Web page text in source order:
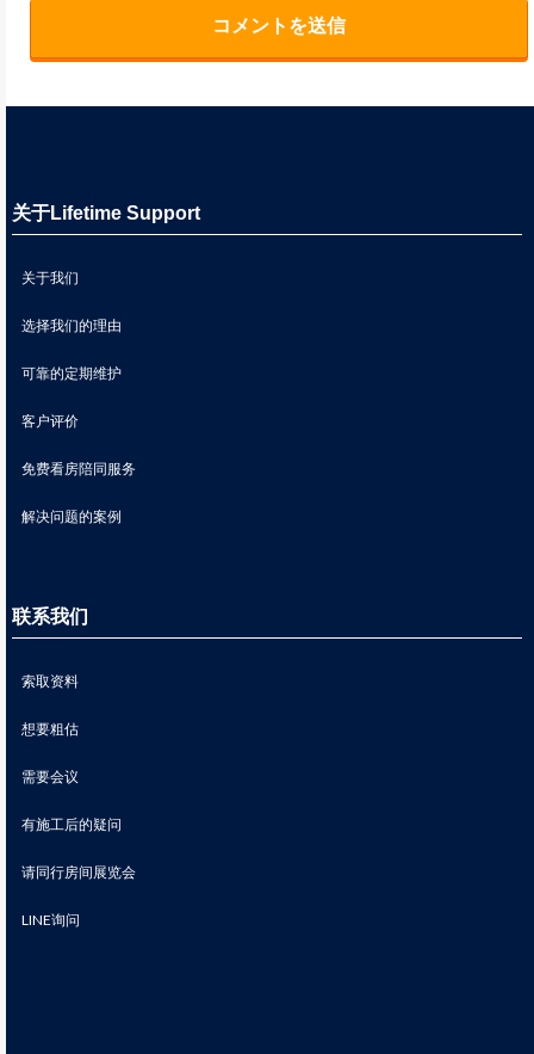
关于Lifetime Support
关于我们
选择我们的理由
可靠的定期维护
客户评价
免费看房陪同服务
解决问题的案例
联系我们
索取资料
想要粗估
需要会议
有施工后的疑问
请同行房间展览会
LINE询问